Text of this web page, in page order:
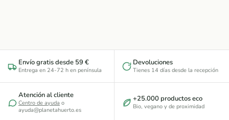
Envío gratis desde 59 €
Entrega en 24-72 h en península
Devoluciones
Tienes 14 días desde la recepción
Atención al cliente
Centro de ayuda o
ayuda@planetahuerto.es
+25.000 productos eco
Bio, vegano y de proximidad